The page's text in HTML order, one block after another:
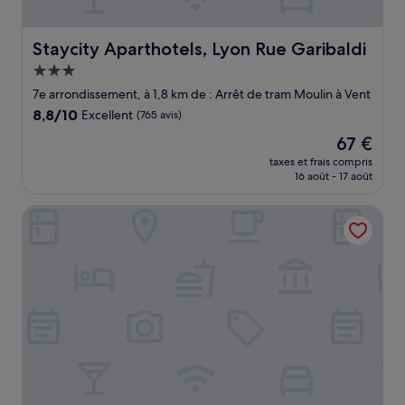
Staycity Aparthotels, Lyon Rue Garibaldi
Staycity Aparthotels, Lyon Rue Garibaldi
Hébergement
3.0 étoiles
7e arrondissement, à 1,8 km de : Arrêt de tram Moulin à Vent
8.8
8,8/10 Excellent (765 avis)
Le
nouveau
prix
de
67 €
67 €
taxes et frais compris
16 août - 17 août